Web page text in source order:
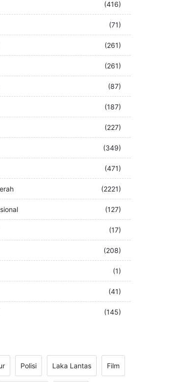
(142)
(416)
(71)
(261)
(261)
(87)
(187)
(227)
(349)
(471)
(2221)
(127)
(17)
(208)
(1)